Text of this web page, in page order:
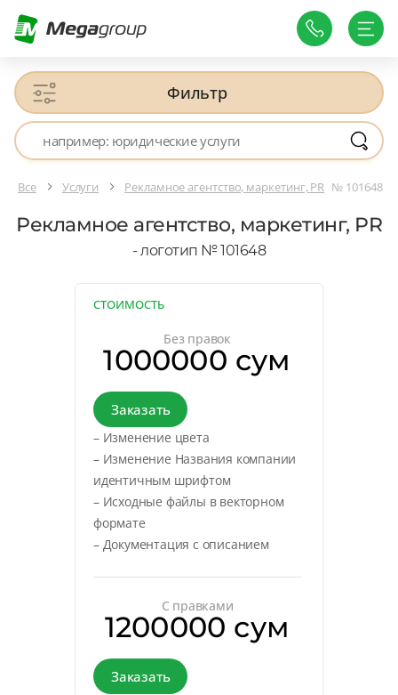
Фильтр
Все Услуги Рекламное агентство, маркетинг, PR № 101648
Рекламное агентство, маркетинг, PR
- логотип № 101648
СТОИМОСТЬ
Без правок
1000000 сум
Заказать
– Изменение цвета
– Изменение Названия компании
идентичным шрифтом
– Исходные файлы в векторном
формате
– Документация с описанием
С правками
1200000 сум
Заказать